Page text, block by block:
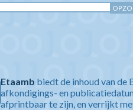
Etaamb biedt de inhoud van de
afkondigings- en
afprintbaar te zijn, en verrijkt